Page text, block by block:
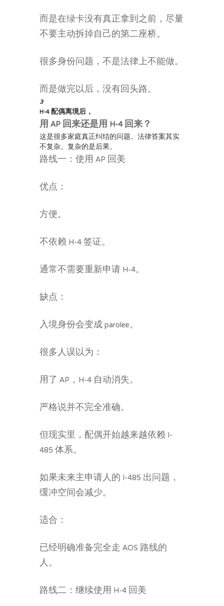
而是在绿卡没有真正拿到之前，尽量
不要主动拆掉自己的第二座桥。
很多身份问题，不是法律上不能做。
而是做完以后，没有回头路。
3
H-4 配偶离境后，
用 AP 回来还是用 H-4 回来？
这是很多家庭真正纠结的问题。法律答案其实
不复杂。复杂的是后果。
路线一：使用 AP 回美
优点：
方便。
不依赖 H-4 签证。
通常不需要重新申请 H-4。
缺点：
入境身份会变成 parolee。
很多人误以为：
用了 AP，H-4 自动消失。
严格说并不完全准确。
但现实里，配偶开始越来越依赖 I-
485 体系。
如果未来主申请人的 I-485 出问题，
缓冲空间会减少。
适合：
已经明确准备完全走 AOS 路线的
人。
路线二：继续使用 H-4 回美